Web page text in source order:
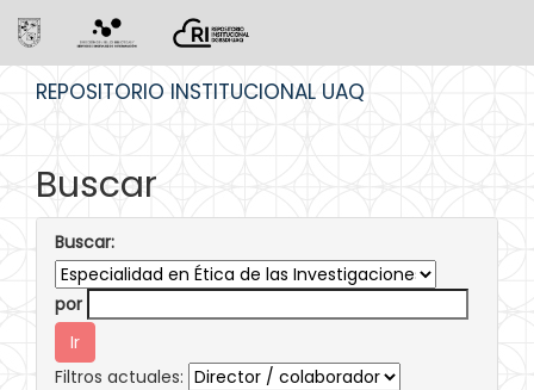
REPOSITORIO INSTITUCIONAL UAQ
Buscar
Buscar:
por
Filtros actuales: